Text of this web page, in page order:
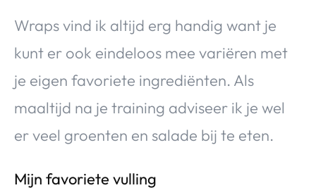
Wraps vind ik altijd erg handig want je
kunt er ook eindeloos mee variëren met
je eigen favoriete ingrediënten. Als
maaltijd na je training adviseer ik je wel
er veel groenten en salade bij te eten.
Mijn favoriete vulling